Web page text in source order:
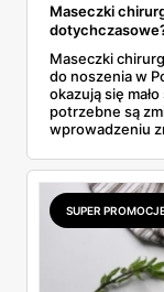
Maseczki
Maseczki
do noszenia w
okazują się
potrzebne są
wprowadzeniu
SUPER